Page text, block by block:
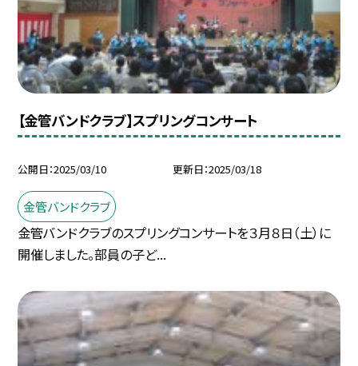
【金管バンドクラブ】スプリングコンサート
公開日 2025/03/10 更新日 2025/03/18
金管バンドクラブ
金管バンドクラブのスプリングコンサートを３月８日（土）に
開催しました。部員の子ど...